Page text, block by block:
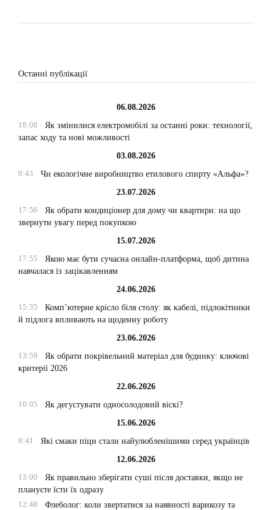
Останні публікації
06.08.2026
18:08
Як змінилися електромобілі за останні роки: технології,
запас ходу та нові можливості
03.08.2026
9:43
Чи екологічне виробництво етилового спирту «Альфа»?
23.07.2026
17:56
Як обрати кондиціонер для дому чи квартири: на що
звернути увагу перед покупкою
15.07.2026
17:55
Якою має бути сучасна онлайн-платформа, щоб дитина
навчалася із зацікавленням
24.06.2026
15:35
Комп’ютерне крісло біля столу: як кабелі, підлокітники
й підлога впливають на щоденну роботу
23.06.2026
13:59
Як обрати покрівельний матеріал для будинку: ключові
критерії 2026
22.06.2026
10:05
Як дегустувати односолодовий віскі?
15.06.2026
8:41
Які смаки піци стали найулюбленішими серед українців
12.06.2026
13:00
Як правильно зберігати суші після доставки, якщо не
плануєте їсти їх одразу
12:48
Флеболог: коли звертатися за наявності варикозу та